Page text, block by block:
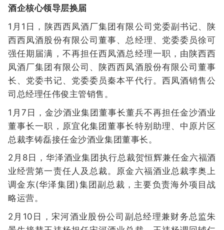
酒企核心领导层换届
1月1日，陕西西凤酒厂集团有限公司党委副书记、陕
西西凤酒股份有限公司董事、总经理、党委委员徐可
强任期届满，不再担任西凤酒总经理一职，由陕西西
凤酒厂集团有限公司、陕西西凤酒股份有限公司董事
长、党委书记、党委委员秦本平代行。西凤酒销售公
司总经理任伟俊主管销售。
1月7日，金沙酒业集团董事长董兵不再担任金沙酒业
董事长一职，原宜化集团董事长特别助理、中原片区
总裁李铸磊接任金沙酒业集团董事长。
2月8日，华泽酒业集团执行总裁贺恒辉兼任金六福酒
业经营第一责任人及总裁。原金六福酒业总裁李奥上
调金东(华泽集团)集团副总裁，主要负责海外项目战
略运营。
2月10日，宋河酒业股份公司副总经理兼财务总监朱